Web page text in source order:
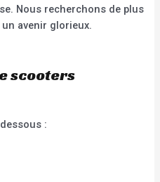
Nous recherchons de plus
avenir glorieux.
scooters
: